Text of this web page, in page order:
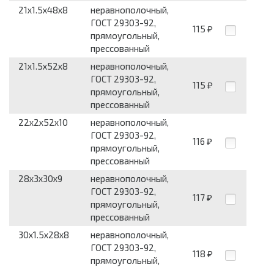
21x1.5x48x8
неравнополочный,
ГОСТ 29303-92,
прямоугольный,
прессованный
115 ₽
21x1.5x52x8
неравнополочный,
ГОСТ 29303-92,
прямоугольный,
прессованный
115 ₽
22x2x52x10
неравнополочный,
ГОСТ 29303-92,
прямоугольный,
прессованный
116 ₽
28x3x30x9
неравнополочный,
ГОСТ 29303-92,
прямоугольный,
прессованный
117 ₽
30x1.5x28x8
неравнополочный,
ГОСТ 29303-92,
прямоугольный,
118 ₽